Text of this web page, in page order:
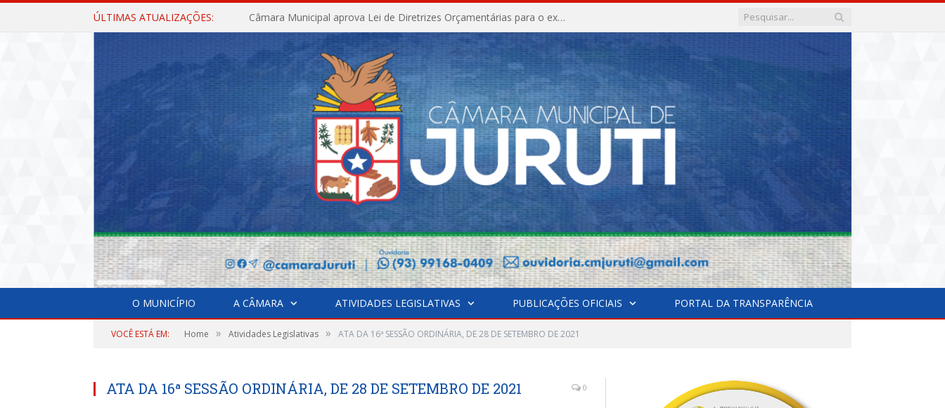
ÚLTIMAS ATUALIZAÇÕES: Câmara Municipal aprova Lei de Diretrizes Orçamentárias para o exercício financeiro de 2027
O MUNICÍPIO A CÂMARA ATIVIDADES LEGISLATIVAS PUBLICAÇÕES OFICIAIS PORTAL DA TRANSPARÊNCIA
VOCÊ ESTÁ EM: Home » Atividades Legislativas » ATA DA 16ª SESSÃO ORDINÁRIA, DE 28 DE SETEMBRO DE 2021
ATA DA 16ª SESSÃO ORDINÁRIA, DE 28 DE SETEMBRO DE 2021 0